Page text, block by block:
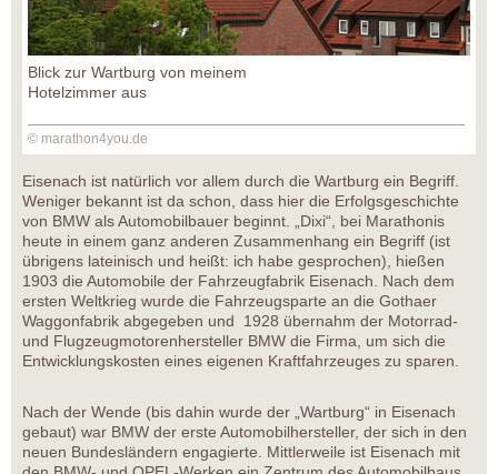
Blick zur Wartburg von meinem
Hotelzimmer aus
© marathon4you.de
Eisenach ist natürlich vor allem durch die Wartburg ein Begriff.
Weniger bekannt ist da schon, dass hier die Erfolgsgeschichte
von BMW als Automobilbauer beginnt. „Dixi“, bei Marathonis
heute in einem ganz anderen Zusammenhang ein Begriff (ist
übrigens lateinisch und heißt: ich habe gesprochen), hießen
1903 die Automobile der Fahrzeugfabrik Eisenach. Nach dem
ersten Weltkrieg wurde die Fahrzeugsparte an die Gothaer
Waggonfabrik abgegeben und 1928 übernahm der Motorrad-
und Flugzeugmotorenhersteller BMW die Firma, um sich die
Entwicklungskosten eines eigenen Kraftfahrzeuges zu sparen.
Nach der Wende (bis dahin wurde der „Wartburg“ in Eisenach
gebaut) war BMW der erste Automobilhersteller, der sich in den
neuen Bundesländern engagierte. Mittlerweile ist Eisenach mit